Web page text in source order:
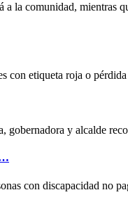
la comunidad, mientras
con etiqueta roja o
gobernadora y alcalde
con discapacidad no